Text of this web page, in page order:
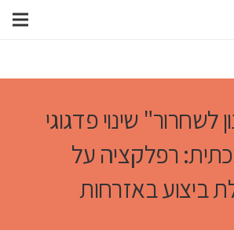
לשחרור" שינוי פדגוגי
רפלקציה על
ביצוע באזרחות